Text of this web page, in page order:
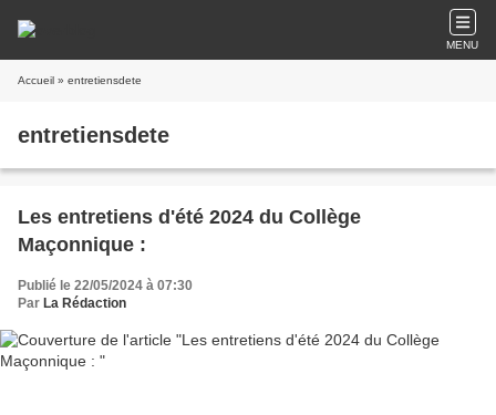
MENU
Accueil » entretiensdete
entretiensdete
Les entretiens d'été 2024 du Collège
Maçonnique :
Publié le 22/05/2024 à 07:30
Par La Rédaction